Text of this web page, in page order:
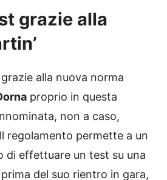
grazie alla
alla nuova norma
proprio in questa
non a caso,
regolamento permette a un
di effettuare un test su una
del suo rientro in gara,